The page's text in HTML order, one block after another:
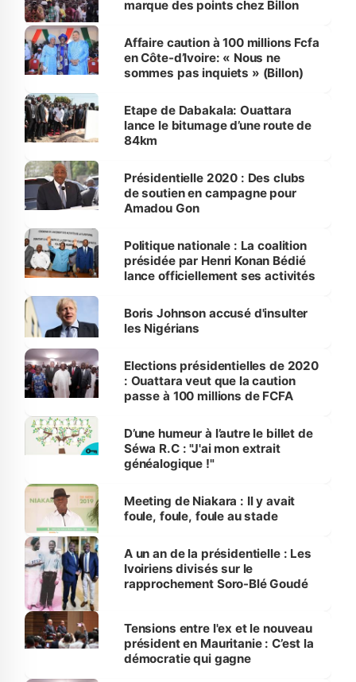
marque des points chez Billon
Affaire caution à 100 millions Fcfa
en Côte-d’Ivoire: « Nous ne
sommes pas inquiets » (Billon)
Etape de Dabakala: Ouattara
lance le bitumage d’une route de
84km
Présidentielle 2020 : Des clubs
de soutien en campagne pour
Amadou Gon
Politique nationale : La coalition
présidée par Henri Konan Bédié
lance officiellement ses activités
Boris Johnson accusé d'insulter
les Nigérians
Elections présidentielles de 2020
: Ouattara veut que la caution
passe à 100 millions de FCFA
D’une humeur à l’autre le billet de
Séwa R.C : "J'ai mon extrait
généalogique !"
Meeting de Niakara : Il y avait
foule, foule, foule au stade
A un an de la présidentielle : Les
Ivoiriens divisés sur le
rapprochement Soro-Blé Goudé
Tensions entre l'ex et le nouveau
président en Mauritanie : C’est la
démocratie qui gagne